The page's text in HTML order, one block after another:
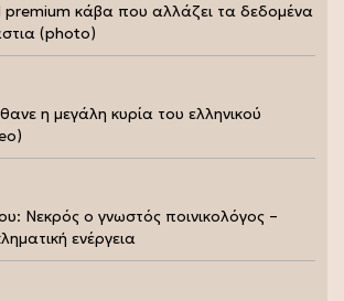
κάβα που αλλάζει τα δεδομένα
(photo)
η μεγάλη κυρία του ελληνικού
Νεκρός ο γνωστός ποινικολόγος –
ενέργεια